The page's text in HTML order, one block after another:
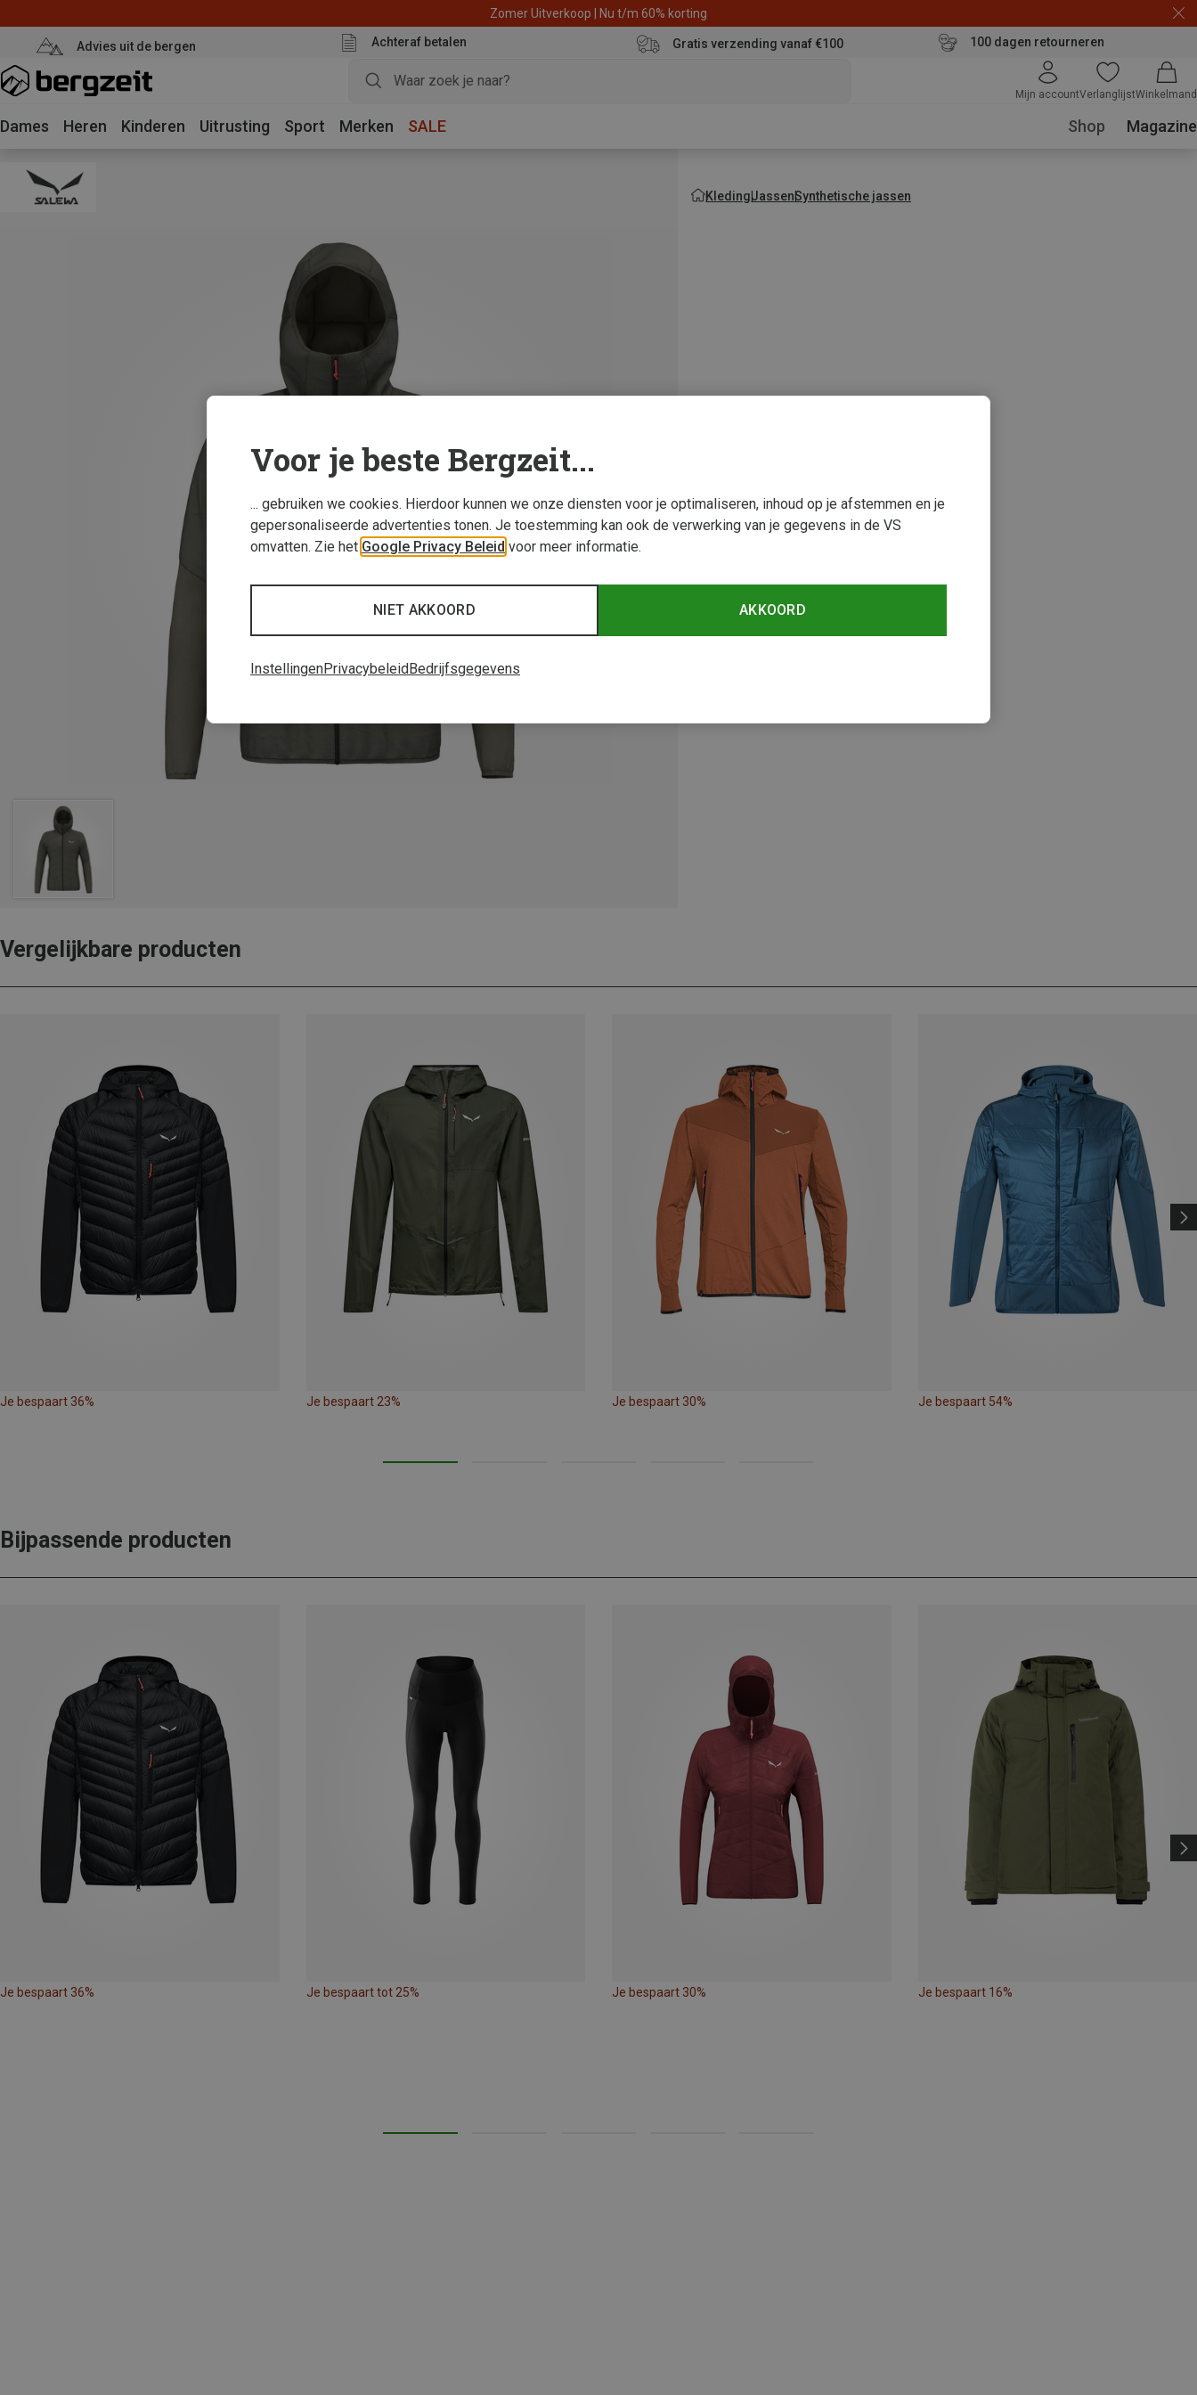
Zomer Uitverkoop | Nu t/m 60% korting
Advies uit de bergen Achteraf betalen Gratis verzending vanaf €100 100 dagen retourneren
Mijn accountVerlanglijstWinkelmand
Dames Heren Kinderen Uitrusting Sport Merken SALE Shop Magazine
KledingJassenSynthetische jassen
Vergelijkbare producten
Je bespaart 36% Je bespaart 23% Je bespaart 30% Je bespaart 54%
Bijpassende producten
Je bespaart 36% Je bespaart tot 25% Je bespaart 30% Je bespaart 16%
Voor je beste Bergzeit...
... gebruiken we cookies. Hierdoor kunnen we onze diensten voor je optimaliseren, inhoud op je afstemmen en je
gepersonaliseerde advertenties tonen. Je toestemming kan ook de verwerking van je gegevens in de VS
omvatten. Zie het Google Privacy Beleid voor meer informatie.
AKKOORD
NIET AKKOORD
InstellingenPrivacybeleidBedrijfsgegevens